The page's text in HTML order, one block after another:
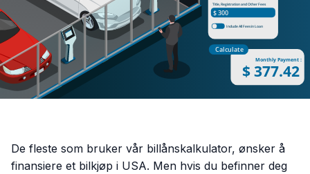
De fleste som bruker vår billånskalkulator, ønsker å
finansiere et bilkjøp i USA. Men hvis du befinner deg